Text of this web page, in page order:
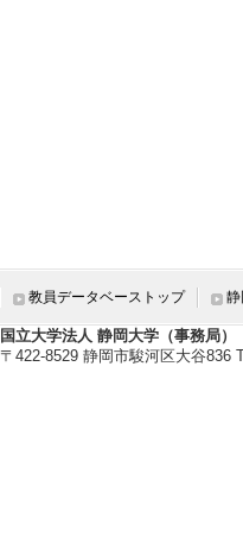
教員データベーストップ 静
国立大学法人 静岡大学（事務局）
〒422-8529 静岡市駿河区大谷836